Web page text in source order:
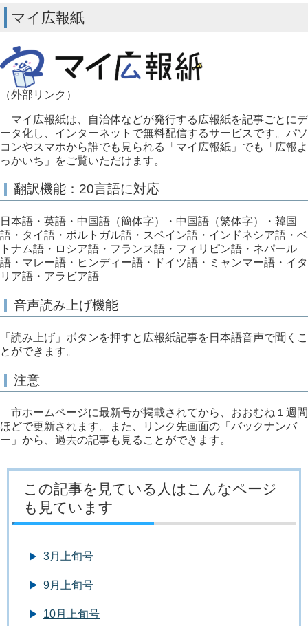
マイ広報紙
（外部リンク）
マイ広報紙は、自治体などが発行する広報紙を記事ごとにデ
ータ化し、インターネットで無料配信するサービスです。パソ
コンやスマホから誰でも見られる「マイ広報紙」でも「広報よ
っかいち」をご覧いただけます。
翻訳機能：20言語に対応
日本語・英語・中国語（簡体字）・中国語（繁体字）・韓国
語・タイ語・ポルトガル語・スペイン語・インドネシア語・ベ
トナム語・ロシア語・フランス語・フィリピン語・ネパール
語・マレー語・ヒンディー語・ドイツ語・ミャンマー語・イタ
リア語・アラビア語
音声読み上げ機能
「読み上げ」ボタンを押すと広報紙記事を日本語音声で聞くこ
とができます。
注意
市ホームページに最新号が掲載されてから、おおむね１週間
ほどで更新されます。また、リンク先画面の「バックナンバ
ー」から、過去の記事も見ることができます。
この記事を見ている人はこんなページ
も見ています
3月上旬号
9月上旬号
10月上旬号